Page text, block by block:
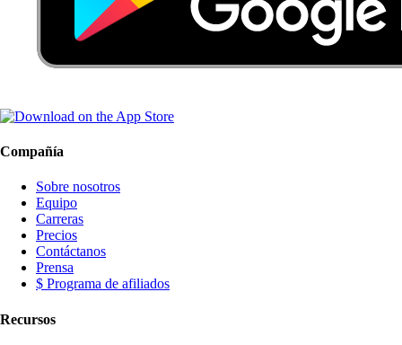
Compañía
Sobre nosotros
Equipo
Carreras
Precios
Contáctanos
Prensa
$ Programa de afiliados
Recursos